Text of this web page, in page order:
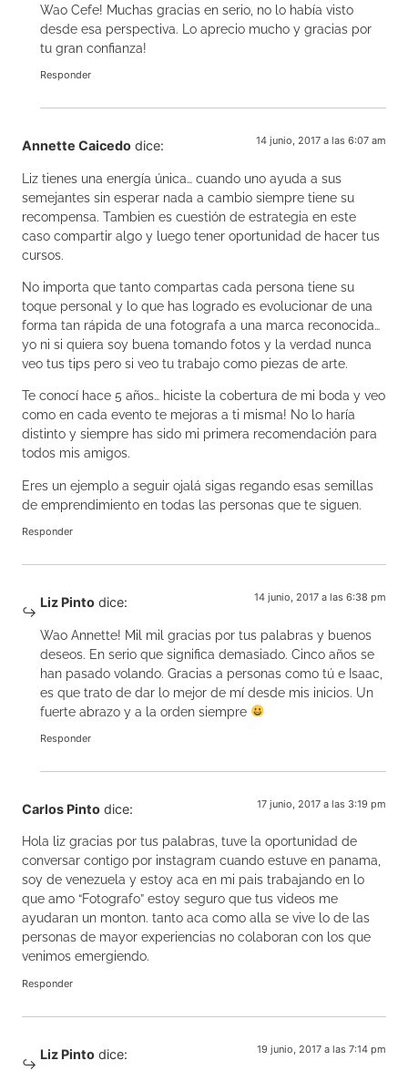
Wao Cefe! Muchas gracias en serio, no lo había visto
desde esa perspectiva. Lo aprecio mucho y gracias por
tu gran confianza!
Responder
Annette Caicedo dice: 14 junio, 2017 a las 6:07 am
Liz tienes una energía única… cuando uno ayuda a sus
semejantes sin esperar nada a cambio siempre tiene su
recompensa. Tambien es cuestión de estrategia en este
caso compartir algo y luego tener oportunidad de hacer tus
cursos.
No importa que tanto compartas cada persona tiene su
toque personal y lo que has logrado es evolucionar de una
forma tan rápida de una fotografa a una marca reconocida…
yo ni si quiera soy buena tomando fotos y la verdad nunca
veo tus tips pero si veo tu trabajo como piezas de arte.
Te conocí hace 5 años… hiciste la cobertura de mi boda y veo
como en cada evento te mejoras a ti misma! No lo haría
distinto y siempre has sido mi primera recomendación para
todos mis amigos.
Eres un ejemplo a seguir ojalá sigas regando esas semillas
de emprendimiento en todas las personas que te siguen.
Responder
Liz Pinto dice: 14 junio, 2017 a las 6:38 pm
Wao Annette! Mil mil gracias por tus palabras y buenos
deseos. En serio que significa demasiado. Cinco años se
han pasado volando. Gracias a personas como tú e Isaac,
es que trato de dar lo mejor de mí desde mis inicios. Un
fuerte abrazo y a la orden siempre
Responder
Carlos Pinto dice: 17 junio, 2017 a las 3:19 pm
Hola liz gracias por tus palabras, tuve la oportunidad de
conversar contigo por instagram cuando estuve en panama,
soy de venezuela y estoy aca en mi pais trabajando en lo
que amo “Fotografo” estoy seguro que tus videos me
ayudaran un monton. tanto aca como alla se vive lo de las
personas de mayor experiencias no colaboran con los que
venimos emergiendo.
Responder
Liz Pinto dice: 19 junio, 2017 a las 7:14 pm